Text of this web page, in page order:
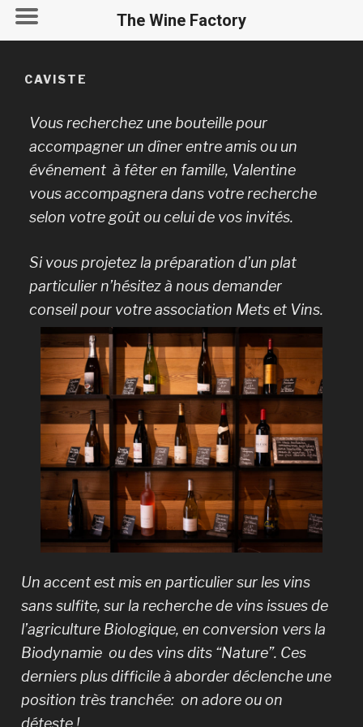
CAVISTE
Vous recherchez une bouteille pour
accompagner un dîner entre amis ou un
événement à fêter en famille, Valentine
vous accompagnera dans votre recherche
selon votre goût ou celui de vos invités.
Si vous projetez la préparation d’un plat
particulier n’hésitez à nous demander
conseil pour votre association Mets et Vins.
Un accent est mis en particulier sur les vins
sans sulfite, sur la recherche de vins issues de
l’agriculture Biologique, en conversion vers la
Biodynamie ou des vins dits “Nature”. Ces
derniers plus difficile à aborder déclenche une
position très tranchée: on adore ou on
déteste !
The Wine Factory